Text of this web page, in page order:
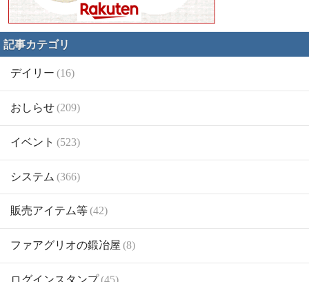
記事カテゴリ
デイリー (16)
おしらせ(209)
イベント (523)
システム (366)
販売アイテム等(42)
ファアグリオの鍛冶屋 (8)
ログインスタンプ(45)